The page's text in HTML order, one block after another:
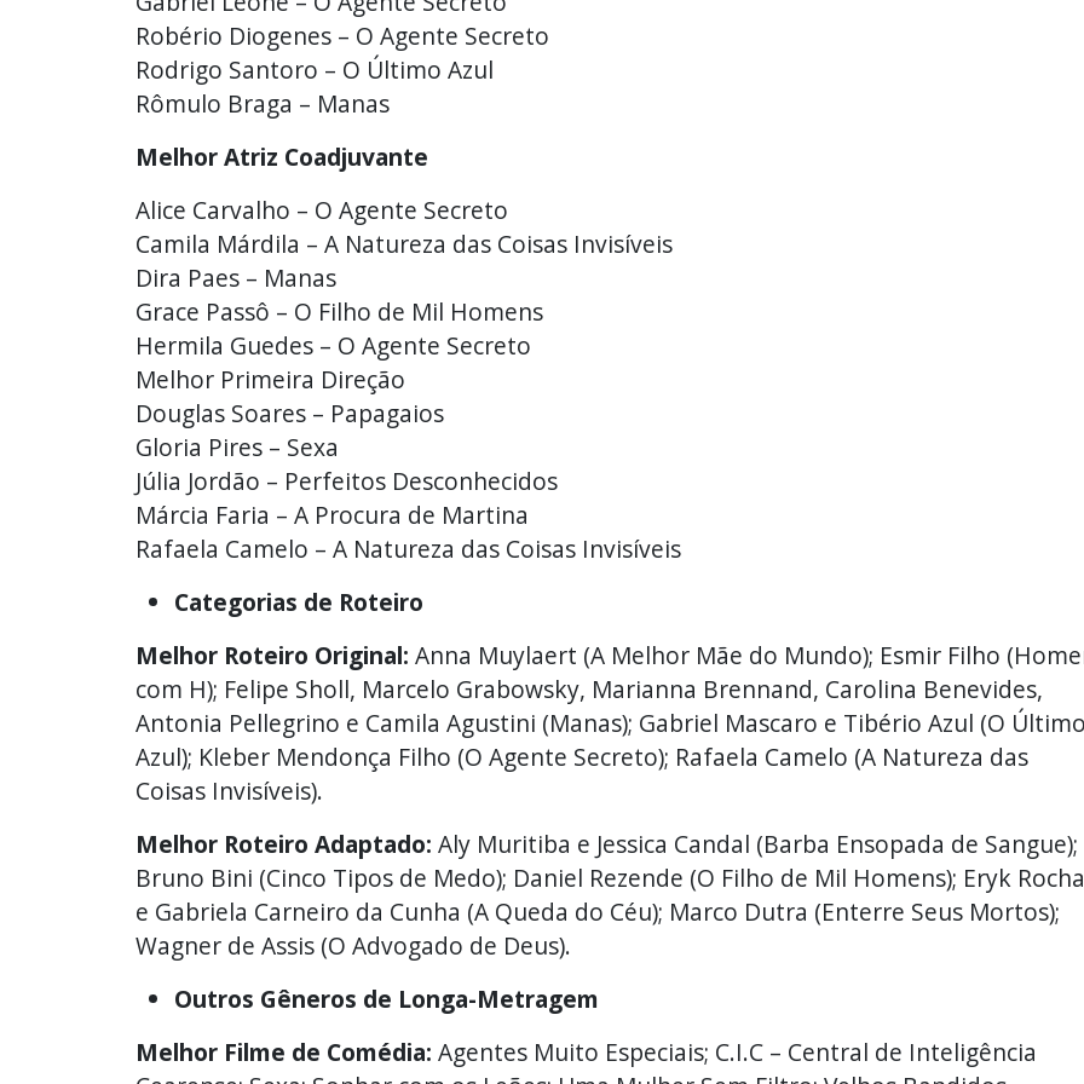
Robério Diogenes – O Agente Secreto
Rodrigo Santoro – O Último Azul
Rômulo Braga – Manas
Melhor Atriz Coadjuvante
Alice Carvalho – O Agente Secreto
Camila Márdila – A Natureza das Coisas Invisíveis
Dira Paes – Manas
Grace Passô – O Filho de Mil Homens
Hermila Guedes – O Agente Secreto
Melhor Primeira Direção
Douglas Soares – Papagaios
Gloria Pires – Sexa
Júlia Jordão – Perfeitos Desconhecidos
Márcia Faria – A Procura de Martina
Rafaela Camelo – A Natureza das Coisas Invisíveis
Categorias de Roteiro
Melhor Roteiro Original: Anna Muylaert (A Melhor Mãe do Mundo); Esmir Filho
com H); Felipe Sholl, Marcelo Grabowsky, Marianna Brennand, Carolina Benevides,
Antonia Pellegrino e Camila Agustini (Manas); Gabriel Mascaro e Tibério Azul (O Último
Azul); Kleber Mendonça Filho (O Agente Secreto); Rafaela Camelo (A Natureza das
Coisas Invisíveis).
Melhor Roteiro Adaptado: Aly Muritiba e Jessica Candal (Barba Ensopada de Sangue);
Bruno Bini (Cinco Tipos de Medo); Daniel Rezende (O Filho de Mil Homens); Eryk Rocha
e Gabriela Carneiro da Cunha (A Queda do Céu); Marco Dutra (Enterre Seus Mortos);
Wagner de Assis (O Advogado de Deus).
Outros Gêneros de Longa-Metragem
Melhor Filme de Comédia: Agentes Muito Especiais; C.I.C – Central de Inteligência